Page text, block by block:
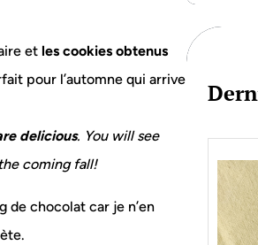
et les cookies obtenus
pour l’automne qui arrive
delicious. You will see
coming fall!
de chocolat car je n’en
h